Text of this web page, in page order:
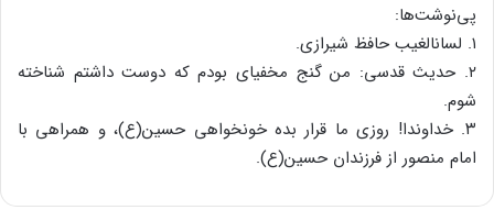
پی‌نوشت‌ها:
۱. لسان‏الغیب حافظ شیرازی.
۲. حدیث قدسی: من گنج مخفی‏ای بودم که دوست داشتم شناخته
شوم.
۳. خداوندا! روزی ما قرار بده خونخواهی حسین(ع)، و همراهی با
امام منصور از فرزندان حسین(ع).